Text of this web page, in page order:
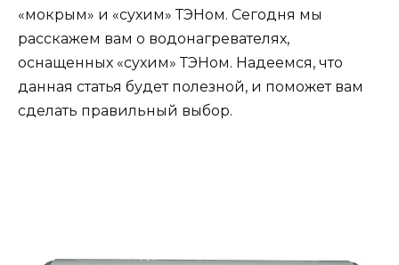
«мокрым» и «сухим» ТЭНом. Сегодня мы
расскажем вам о водонагревателях,
оснащенных «сухим» ТЭНом. Надеемся, что
данная статья будет полезной, и поможет вам
сделать правильный выбор.